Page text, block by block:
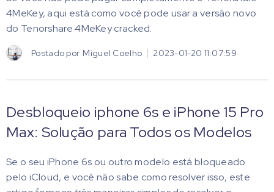
4MeKey, aqui está como você pode usar a versão novo
do Tenorshare 4MeKey cracked.
Postado por Miguel Coelho 2023-01-20 11:07:59
Desbloqueio iphone 6s e iPhone 15 Pro
Max: Solução para Todos os Modelos
Se o seu iPhone 6s ou outro modelo está bloqueado
pelo iCloud, e você não sabe como resolver isso, este